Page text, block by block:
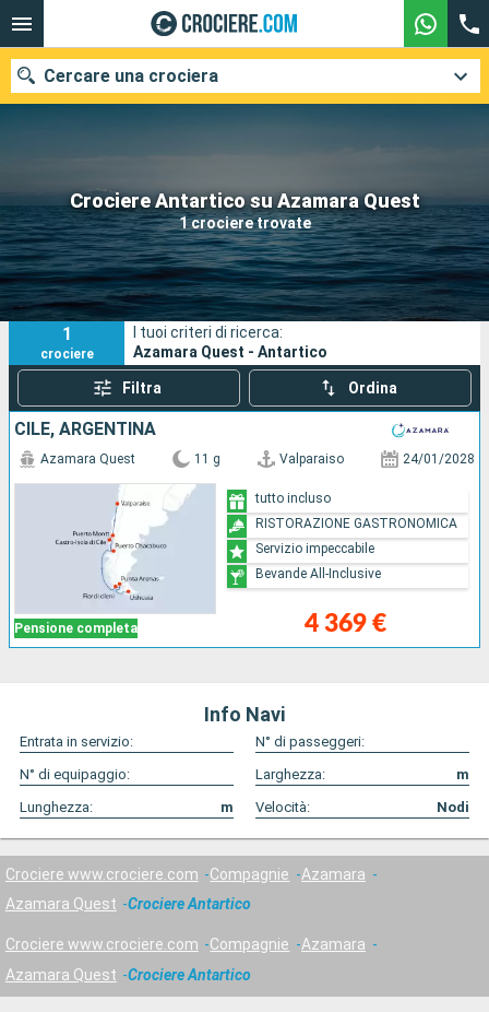
Crociere Antartico su Azamara Quest
1 crociere trovate
Cercare una crociera
Le nostre destinazioni
Mesi di partenza
Porti Compagnie
Ricerca
1
crociere
I tuoi criteri di ricerca:
Azamara Quest - Antartico
Filtra Ordina
CILE, ARGENTINA
Pensione completa
Azamara Quest 11 g Valparaiso 24/01/2028
4 369 €
tutto incluso
RISTORAZIONE GASTRONOMICA
Servizio impeccabile
Bevande All-Inclusive
Info Navi
Entrata in servizio:
N° di passeggeri:
N° di equipaggio:
Larghezza:
m
Lunghezza:
m Velocità: Nodi
Crociere www.crociere.com Compagnie
Azamara
Azamara Quest
Crociere Antartico
Crociere www.crociere.com Compagnie
Azamara
Azamara Quest
Crociere Antartico